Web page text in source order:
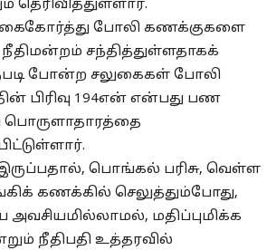
போலி கணக்குகளை
சந்தித்துள்ளதாகக்
போன்ற சலுகைகள் போலி
பிரிவு 194என் என்பது பண
பொருளாதாரத்தை
பொங்கல் பரிசு, வெள்ள
கணக்கில் செலுத்தும்போது,
மதிப்புமிக்க
நீதிபதி உத்தரவில்